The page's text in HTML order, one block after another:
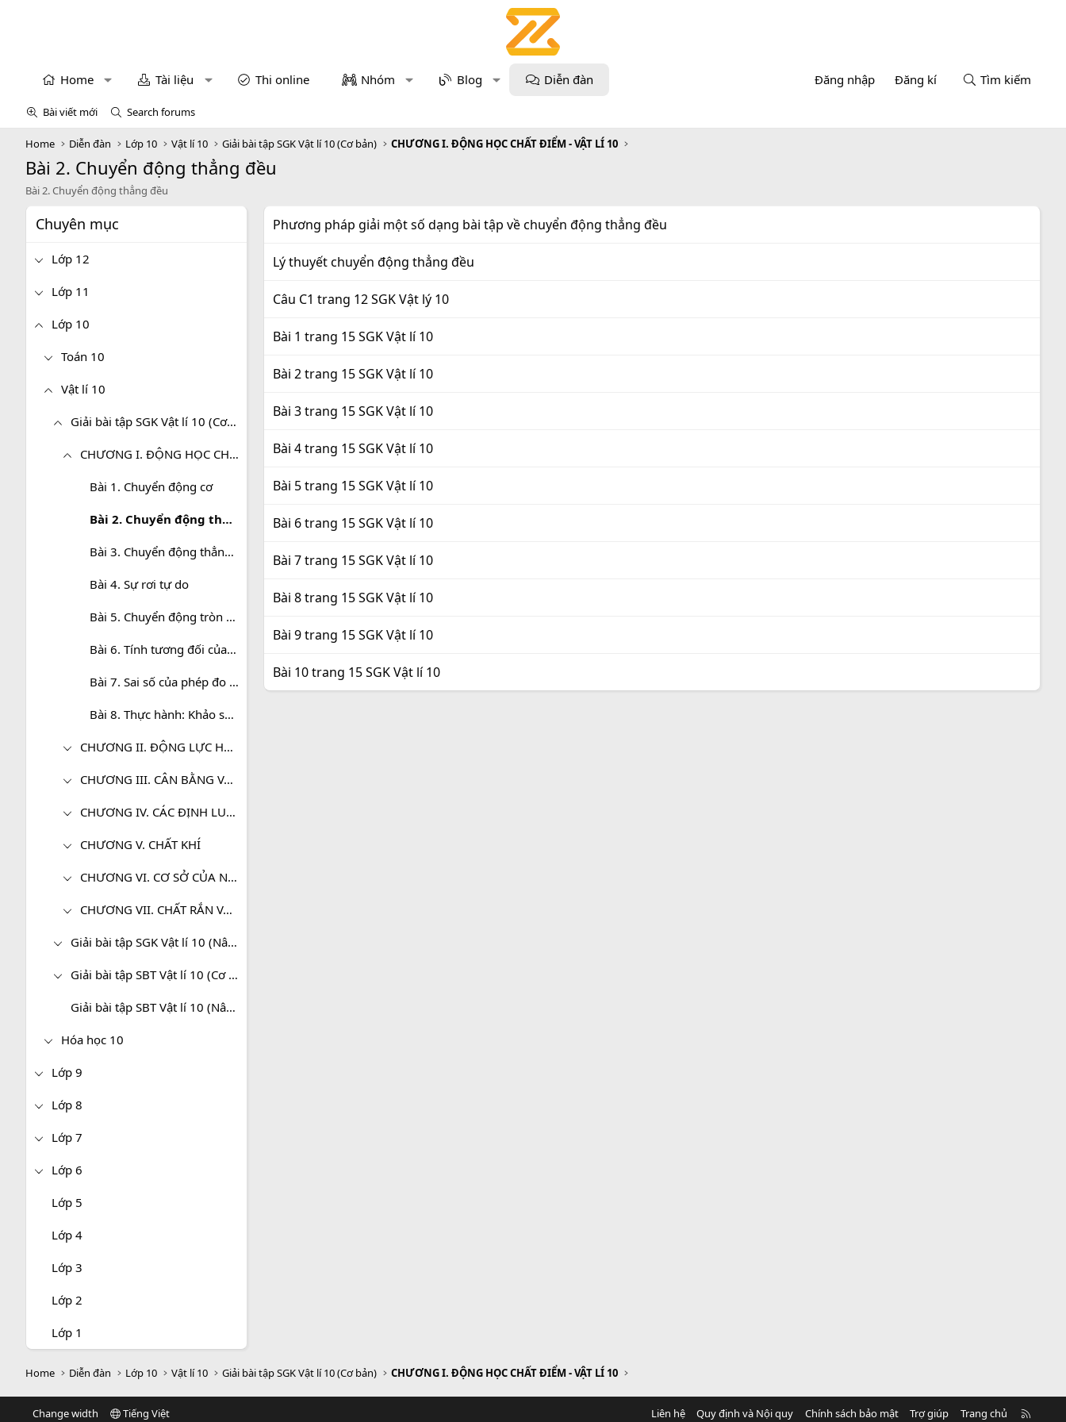
Home Tài liệu Thi online Nhóm Blog Diễn đàn Đăng nhập Đăng kí Tìm kiếm
Bài viết mới Search forums
Home Diễn đàn Lớp 10 Vật lí 10 Giải bài tập SGK Vật lí 10 (Cơ bản) CHƯƠNG I. ĐỘNG HỌC CHẤT ĐIỂM - VẬT LÍ 10
Bài 2. Chuyển động thẳng đều
Bài 2. Chuyển động thẳng đều
Chuyên mục
Lớp 12
Lớp 11
Lớp 10
Toán 10
Vật lí 10
Giải bài tập SGK Vật lí 10 (Cơ bản)
CHƯƠNG I. ĐỘNG HỌC CHẤT ĐIỂM - VẬT LÍ 10
Bài 1. Chuyển động cơ
Bài 2. Chuyển động thẳng đều
Bài 3. Chuyển động thẳng biến đổi đều
Bài 4. Sự rơi tự do
Bài 5. Chuyển động tròn đều
Bài 6. Tính tương đối của chuyển động. Công thức cộng vận tốc
Bài 7. Sai số của phép đo các đại lượng vật lí
Bài 8. Thực hành: Khảo sát chuyển động rơi tự do. Xác định gia tốc rơi tự do
CHƯƠNG II. ĐỘNG LỰC HỌC CHẤT ĐIỂM
CHƯƠNG III. CÂN BẰNG VÀ CHUYỂN ĐỘNG CỦA VẬT RẮN
CHƯƠNG IV. CÁC ĐỊNH LUẬT BẢO TOÀN
CHƯƠNG V. CHẤT KHÍ
CHƯƠNG VI. CƠ SỞ CỦA NHIỆT ĐỘNG LỰC HỌC
CHƯƠNG VII. CHẤT RẮN VÀ CHẤT LỎNG. SỰ CHUYỂN THỂ
Giải bài tập SGK Vật lí 10 (Nâng cao)
Giải bài tập SBT Vật lí 10 (Cơ bản)
Giải bài tập SBT Vật lí 10 (Nâng cao)
Hóa học 10
Lớp 9
Lớp 8
Lớp 7
Lớp 6
Lớp 5
Lớp 4
Lớp 3
Lớp 2
Lớp 1
Phương pháp giải một số dạng bài tập về chuyển động thẳng đều
Lý thuyết chuyển động thẳng đều
Câu C1 trang 12 SGK Vật lý 10
Bài 1 trang 15 SGK Vật lí 10
Bài 2 trang 15 SGK Vật lí 10
Bài 3 trang 15 SGK Vật lí 10
Bài 4 trang 15 SGK Vật lí 10
Bài 5 trang 15 SGK Vật lí 10
Bài 6 trang 15 SGK Vật lí 10
Bài 7 trang 15 SGK Vật lí 10
Bài 8 trang 15 SGK Vật lí 10
Bài 9 trang 15 SGK Vật lí 10
Bài 10 trang 15 SGK Vật lí 10
Home Diễn đàn Lớp 10 Vật lí 10 Giải bài tập SGK Vật lí 10 (Cơ bản) CHƯƠNG I. ĐỘNG HỌC CHẤT ĐIỂM - VẬT LÍ 10
Change width Tiếng Việt Liên hệ Quy định và Nội quy Chính sách bảo mật Trợ giúp Trang chủ